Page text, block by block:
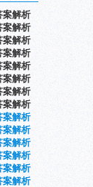
案解析
案解析
案解析
案解析
案解析
案解析
案解析
案解析
案解析
案解析
案解析
案解析
案解析
案解析